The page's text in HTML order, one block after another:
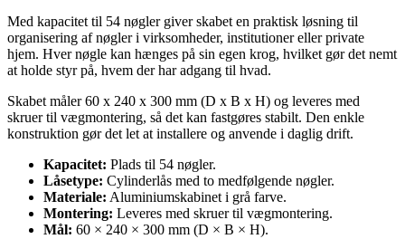
Med kapacitet til 54 nøgler giver skabet en praktisk løsning til
organisering af nøgler i virksomheder, institutioner eller private
hjem. Hver nøgle kan hænges på sin egen krog, hvilket gør det nemt
at holde styr på, hvem der har adgang til hvad.
Skabet måler 60 x 240 x 300 mm (D x B x H) og leveres med
skruer til vægmontering, så det kan fastgøres stabilt. Den enkle
konstruktion gør det let at installere og anvende i daglig drift.
Kapacitet: Plads til 54 nøgler.
Låsetype: Cylinderlås med to medfølgende nøgler.
Materiale: Aluminiumskabinet i grå farve.
Montering: Leveres med skruer til vægmontering.
Mål: 60 × 240 × 300 mm (D × B × H).